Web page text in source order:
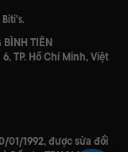
BÌNH TIÊN
TP. Hồ Chí Minh, Việt
01/1992, được sửa đổi